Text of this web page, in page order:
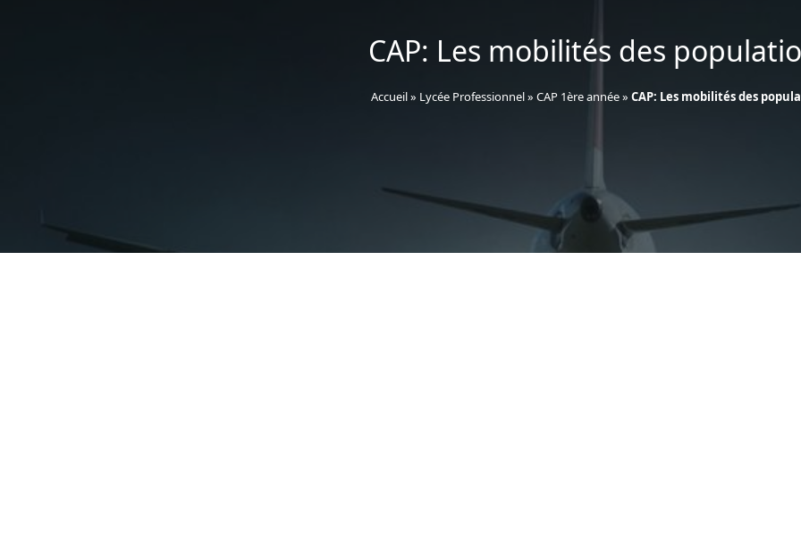
CAP: Les mobilités des
Accueil» Lycée Professionnel» CAP 1ère année» CAP: Les mobilités des